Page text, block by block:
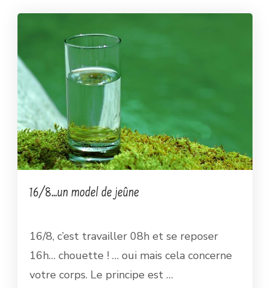
16/8…un model de jeûne
16/8, c’est travailler 08h et se reposer
16h… chouette ! … oui mais cela concerne
votre corps. Le principe est …